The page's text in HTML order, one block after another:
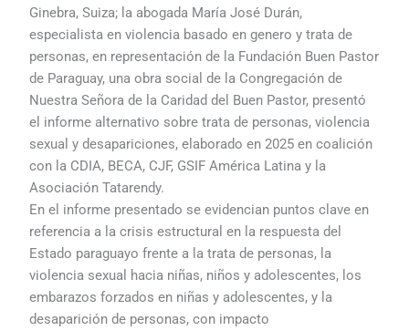
Ginebra, Suiza; la abogada María José Durán,
especialista en violencia basado en genero y trata de
personas, en representación de la Fundación Buen Pastor
de Paraguay, una obra social de la Congregación de
Nuestra Señora de la Caridad del Buen Pastor, presentó
el informe alternativo sobre trata de personas, violencia
sexual y desapariciones, elaborado en 2025 en coalición
con la CDIA, BECA, CJF, GSIF América Latina y la
Asociación Tatarendy.
En el informe presentado se evidencian puntos clave en
referencia a la crisis estructural en la respuesta del
Estado paraguayo frente a la trata de personas, la
violencia sexual hacia niñas, niños y adolescentes, los
embarazos forzados en niñas y adolescentes, y la
desaparición de personas, con impacto